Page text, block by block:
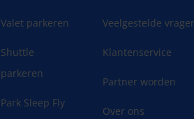
Valet parkeren
Shuttle
parkeren
Park Sleep Fly
Veelgestelde
Klantenservice
Partner worden
Over ons